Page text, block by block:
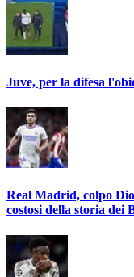
Juve, per la difesa
Real Madrid, colpo
costosi della storia dei